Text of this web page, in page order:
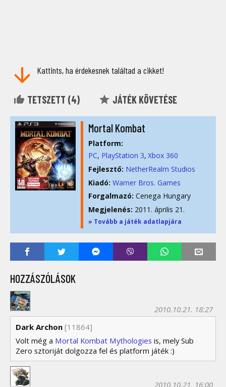
Kattints, ha érdekesnek találtad a cikket!
TETSZETT (4) JÁTÉK KÖVETÉSE
Mortal Kombat
Platform:
PC PlayStation 3 Xbox 360
Fejlesztő: NetherRealm Studios
Kiadó: Warner Bros. Games
Forgalmazó: Cenega Hungary
Megjelenés: 2011. április 21.
» Tovább a játék adatlapjára
HOZZÁSZÓLÁSOK
Dark Archon
2010.10.21. 18:27
[11864]
Volt még a Mortal Kombat Mythologies is, mely Sub
Zero sztoriját dolgozza fel és platform játék :)
2010.10.21. 16:00